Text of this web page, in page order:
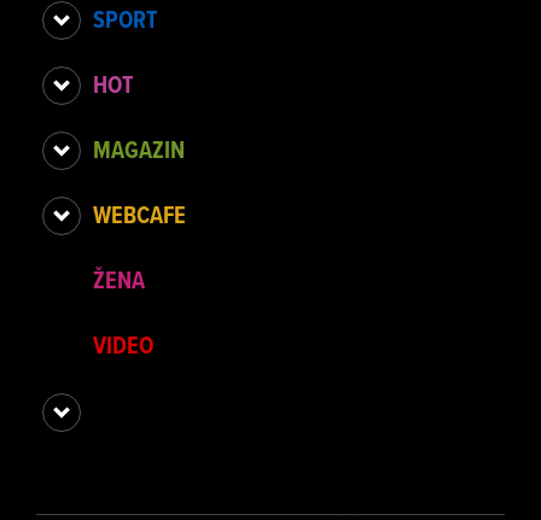
SPORT
HOT
MAGAZIN
WEBCAFE
ŽENA
VIDEO